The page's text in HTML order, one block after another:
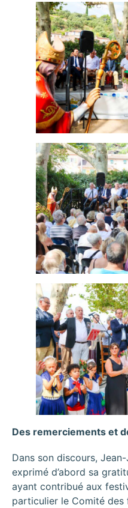
Des remerciements et
Dans son discours,
exprimé d’abord sa
ayant contribué aux
particulier le Comité des